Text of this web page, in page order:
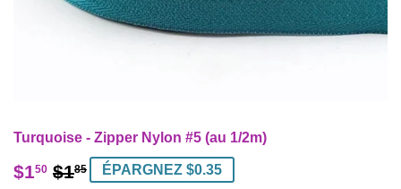
Turquoise - Zipper Nylon #5 (au 1/2m)
$150 $185
Prix
$1.85
Prix
$1.50
ÉPARGNEZ $0.35